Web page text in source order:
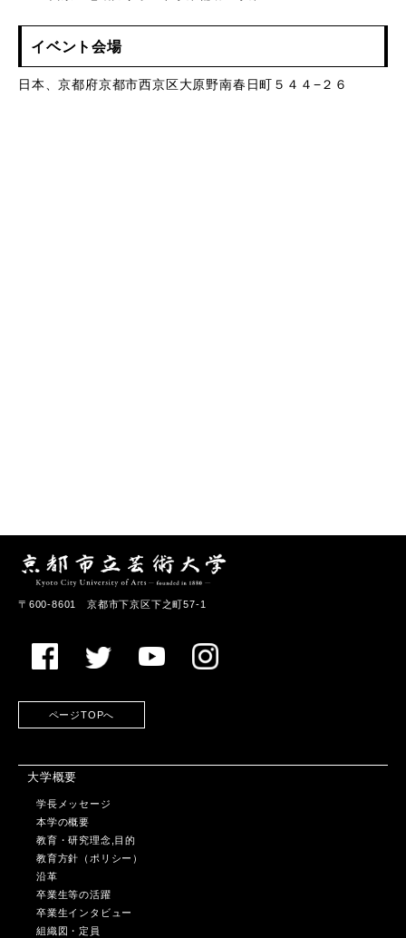
イベント会場
日本、京都府京都市西京区大原野南春日町５４４−２６
〒600-8601 京都市下京区下之町57-1
ページTOPへ
大学概要
学長メッセージ
本学の概要
教育・研究理念,目的
教育方針（ポリシー）
沿革
卒業生等の活躍
卒業生インタビュー
組織図・定員